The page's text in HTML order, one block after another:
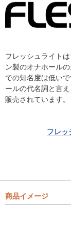
フレッシュライト
ン製のオナホール
での知名度は低い
ールの代名詞と言
販売されています。
フレ
商品イメージ